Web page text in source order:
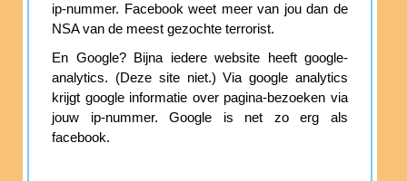
ip-nummer. Facebook weet meer van jou dan de
NSA van de meest gezochte terrorist.
En Google? Bijna iedere website heeft google-
analytics. (Deze site niet.) Via google analytics
krijgt google informatie over pagina-bezoeken via
jouw ip-nummer. Google is net zo erg als
facebook.